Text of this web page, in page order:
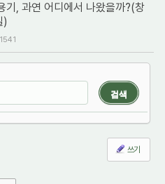
, 과연 어디에서 나왔을까?(창
)
1541
검색
쓰기